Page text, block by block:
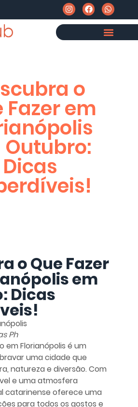
o
Fazer em
Outubro:
Dicas
o Que Fazer
em
Dicas
Ph
em Florianópolis é um
uma cidade que
natureza e diversão. Com
e uma atmosfera
catarinense oferece uma
para todos os gostos e